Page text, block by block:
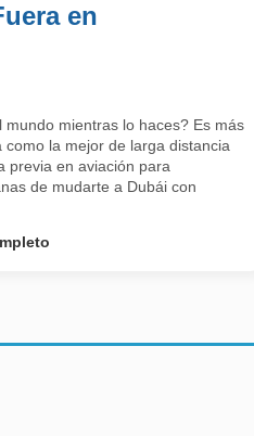
en
mientras lo haces? Es más
la mejor de larga distancia
previa en aviación para
de mudarte a Dubái con